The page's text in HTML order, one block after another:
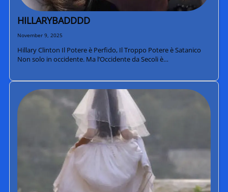
HILLARYBADDDD
November 9, 2025
Hillary Clinton Il Potere è Perfido, Il Troppo Potere è Satanico
Non solo in occidente. Ma l’Occidente da Secoli è…